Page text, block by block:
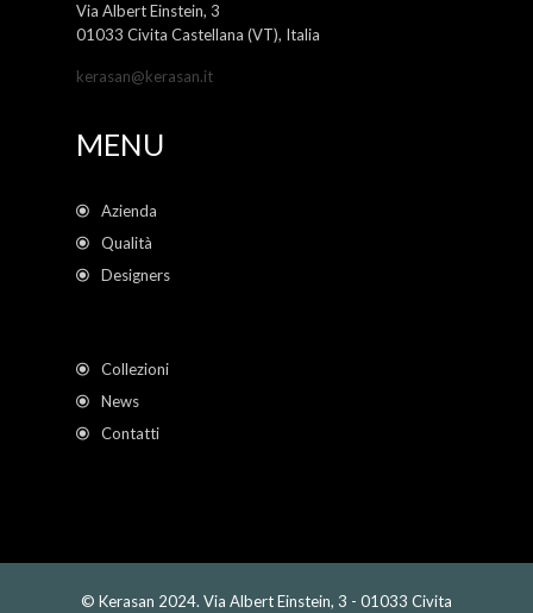
Via Albert Einstein, 3
01033 Civita Castellana (VT), Italia
kerasan@kerasan.it
MENU
Azienda
Qualità
Designers
Collezioni
News
Contatti
© Kerasan 2024. Via Albert Einstein, 3 - 01033 Civita